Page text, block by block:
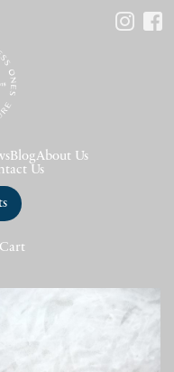
BlogAbout Us
Us
Cart